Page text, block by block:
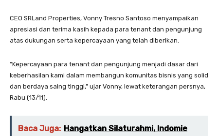
CEO SRLand Properties, Vonny Tresno Santoso menyampaikan
apresiasi dan terima kasih kepada para tenant dan pengunjung
atas dukungan serta kepercayaan yang telah diberikan.
“Kepercayaan para tenant dan pengunjung menjadi dasar dari
keberhasilan kami dalam membangun komunitas bisnis yang solid
dan berdaya saing tinggi,” ujar Vonny, lewat keterangan persnya,
Rabu (13/11).
Baca Juga: Hangatkan Silaturahmi, Indomie